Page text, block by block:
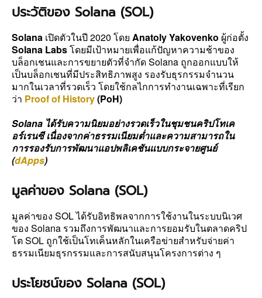
ประวัติของ Solana (SOL)
Solana เปิดตัวในปี 2020 โดย Anatoly Yakovenko ผู้ก่อตั้ง
Solana Labsโดยมีเป้าหมายเพื่อแก้ปัญหาความช้าของ
บล็อกเชนและการขยายตัวที่จำกัด Solana ถูกออกแบบให้
เป็นบล็อกเชนที่มีประสิทธิภาพสูง รองรับธุรกรรมจำนวน
มากในเวลาที่รวดเร็ว โดยใช้กลไกการทำงานเฉพาะที่เรียก
ว่า Proof of History(PoH)
Solana ได้รับความนิยมอย่างรวดเร็วในชุมชนคริปโทเค
อร์เรนซี เนื่องจากค่าธรรมเนียมต่ำและความสามารถใน
การรองรับการพัฒนาแอปพลิเคชันแบบกระจายศูนย์
(dApps)
มูลค่าของ Solana (SOL)
มูลค่าของ SOL ได้รับอิทธิพลจากการใช้งานในระบบนิเวศ
ของ Solana รวมถึงการพัฒนาและการยอมรับในตลาดคริป
โต SOL ถูกใช้เป็นโทเค็นหลักในเครือข่ายสำหรับจ่ายค่า
ธรรมเนียมธุรกรรมและการสนับสนุนโครงการต่าง ๆ
ประโยชน์ของ Solana (SOL)